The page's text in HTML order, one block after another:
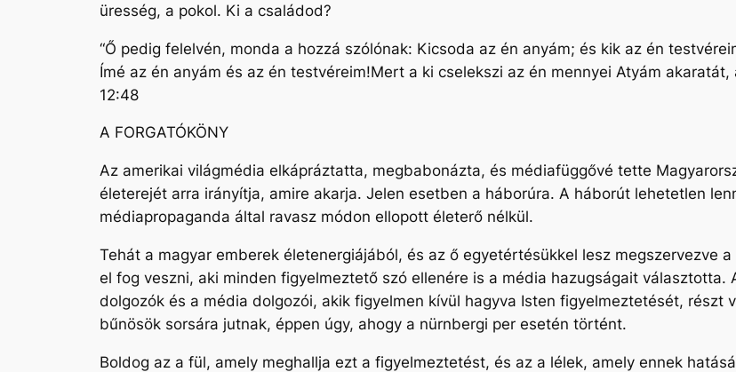
üresség, a pokol. Ki a családod?
“Ő pedig felelvén, monda a hozzá szólónak: Kicsoda az én anyám; és kik az én
Ímé az én anyám és az én testvéreim!Mert a ki cselekszi az én mennyei Atyám
12:48
A FORGATÓKÖNY
Az amerikai világmédia elkápráztatta, megbabonázta, és médiafüggővé tette
életerejét arra irányítja, amire akarja. Jelen esetben a háborúra. A háborút lehetetlen
médiapropaganda által ravasz módon ellopott életerő nélkül.
Tehát a magyar emberek életenergiájából, és az ő egyetértésükkel lesz megszervezve
el fog veszni, aki minden figyelmeztető szó ellenére is a média hazugságait választotta.
dolgozók és a média dolgozói, akik figyelmen kívül hagyva Isten figyelmeztetését, részt
bűnösök sorsára jutnak, éppen úgy, ahogy a nürnbergi per esetén történt.
Boldog az a fül, amely meghallja ezt a figyelmeztetést, és az a lélek, amely ennek